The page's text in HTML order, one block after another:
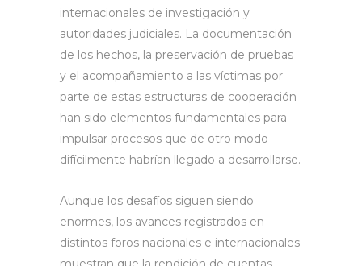
internacionales de investigación y
autoridades judiciales. La documentación
de los hechos, la preservación de pruebas
y el acompañamiento a las víctimas por
parte de estas estructuras de cooperación
han sido elementos fundamentales para
impulsar procesos que de otro modo
difícilmente habrían llegado a desarrollarse.
Aunque los desafíos siguen siendo
enormes, los avances registrados en
distintos foros nacionales e internacionales